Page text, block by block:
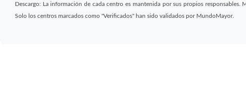
Descargo: La información de cada centro es mantenida por sus propios
Solo los centros marcados como "Verificados" han sido validados por MundoMayor.